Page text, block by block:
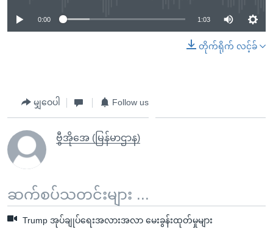
0:00 1:03
တိုက်ရိုက် လင့်ခ်
မျှဝေပါ Follow us
ဗွီအိုအေ (မြန်မာဌာန)
ဆက်စပ်သတင်းများ ...
Trump အုပ်ချုပ်ရေးအလားအလာ မေးခွန်းထုတ်မှုများ